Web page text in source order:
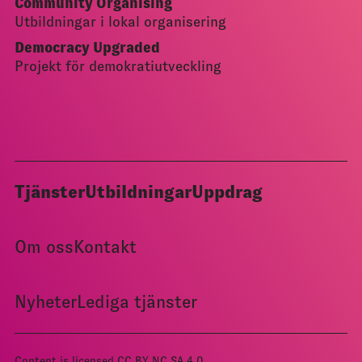
Community Organising
Utbildningar i lokal organisering
Democracy Upgraded
Projekt för demokratiutveckling
TjänsterUtbildningarUppdrag
Om ossKontakt
NyheterLediga tjänster